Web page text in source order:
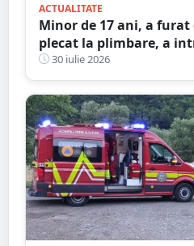
ACTUALITATE
Minor de 17 ani, a
plecat la plimbare, a
anexă și apoi a
30 iulie 2026